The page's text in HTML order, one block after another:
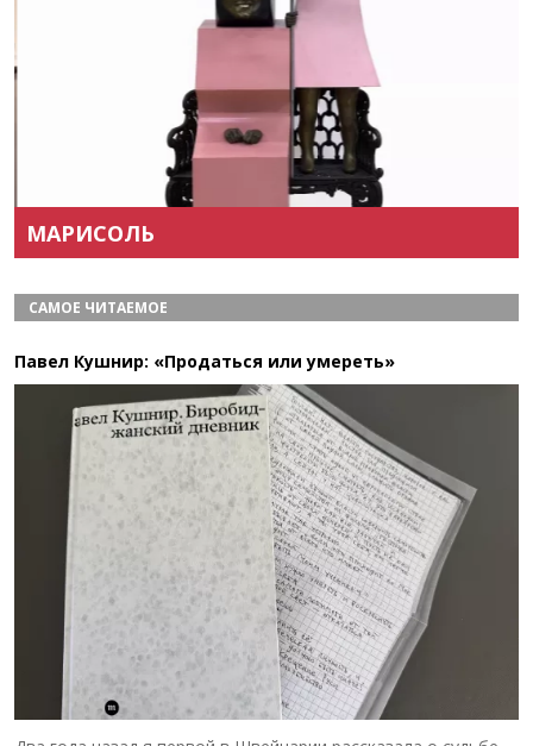
МАРИСОЛЬ
САМОЕ ЧИТАЕМОЕ
Павел Кушнир: «Продаться или умереть»